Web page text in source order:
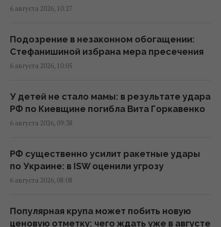
обогащении на 13,9 млн грн: в НАБУ
раскрыли детали
12:35 четверг, 06 августа 2026
Сибига: Бьемся за каждую ракету к Patriot,
консультации по лицензиям продолжаются
12:15 четверг, 06 августа 2026
Льготы и надбавки к пенсии за большой
стаж: кому доплатят более 5000 гривень
12:00 четверг, 06 августа 2026
ICC не будет рассматривать кандидатов от
Украины: адвокат из фирмы Barristers
6 августа 2026, 10:27
Подозрение в незаконном обогащении:
Стефанишиной избрана мера пресечения
6 августа 2026, 10:05
У детей не стало мамы: в результате удара
РФ по Киевщине погибла Вита Горкавенко
6 августа 2026, 09:38
РФ существенно усилит ракетные удары
по Украине: в ISW оценили угрозу
6 августа 2026, 08:08
Популярная крупа может побить новую
ценовую отметку: чего ждать уже в августе